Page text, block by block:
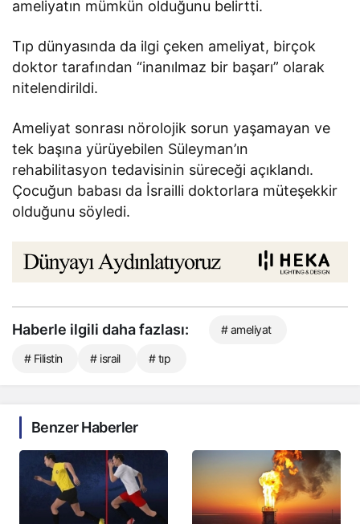
ameliyatın mümkün olduğunu belirtti.
Tıp dünyasında da ilgi çeken ameliyat, birçok
doktor tarafından “inanılmaz bir başarı” olarak
nitelendirildi.
Ameliyat sonrası nörolojik sorun yaşamayan ve
tek başına yürüyebilen Süleyman’ın
rehabilitasyon tedavisinin süreceği açıklandı.
Çocuğun babası da İsrailli doktorlara müteşekkir
olduğunu söyledi.
Haberle ilgili daha fazlası: # ameliyat
# Filistin # israil # tıp
Benzer Haberler